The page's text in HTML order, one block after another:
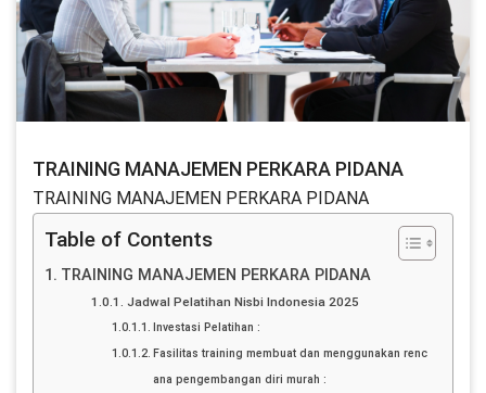
TRAINING MANAJEMEN PERKARA PIDANA
TRAINING MANAJEMEN PERKARA PIDANA
Table of Contents
TRAINING MANAJEMEN PERKARA PIDANA
Jadwal Pelatihan Nisbi Indonesia 2025
Investasi Pelatihan :
Fasilitas training membuat dan menggunakan renc
ana pengembangan diri murah :